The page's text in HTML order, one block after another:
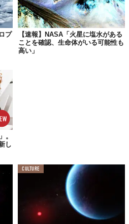
プ
【速報】NASA「火星に塩水がある
ことを確認、生命体がいる可能性も
高い」
。
し
CULTURE